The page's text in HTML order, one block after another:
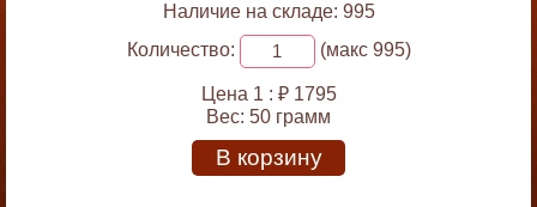
Наличие на складе: 995
Количество:
(макс 995)
Цена 1 : ₽ 1795
Вес: 50 грамм
В корзину